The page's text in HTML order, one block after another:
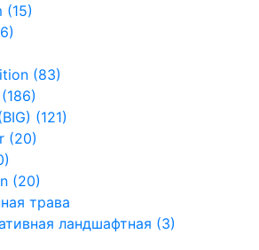
(15)
(83)
(121)
(20)
(20)
трава
ландшафтная (3)